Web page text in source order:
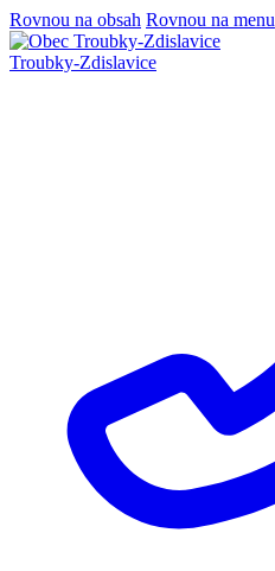
Rovnou na obsah Rovnou na menu
Troubky-Zdislavice